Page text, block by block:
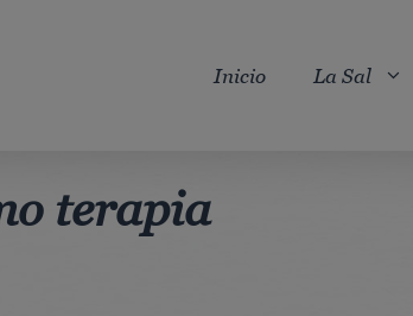
Inicio La Sal
terapia